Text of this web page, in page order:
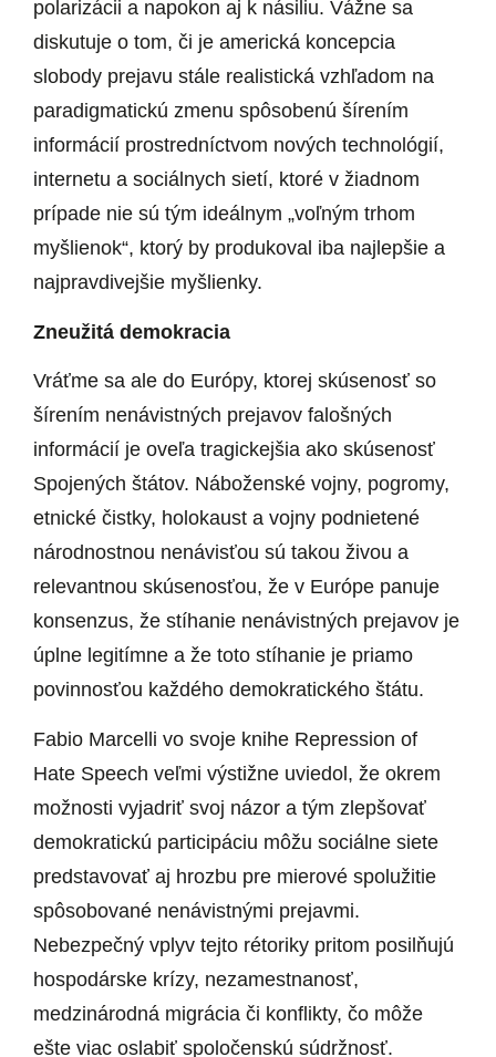
polarizácii a napokon aj k násiliu. Vážne sa
diskutuje o tom, či je americká koncepcia
slobody prejavu stále realistická vzhľadom na
paradigmatickú zmenu spôsobenú šírením
informácií prostredníctvom nových technológií,
internetu a sociálnych sietí, ktoré v žiadnom
prípade nie sú tým ideálnym „voľným trhom
myšlienok“, ktorý by produkoval iba najlepšie a
najpravdivejšie myšlienky.
Zneužitá demokracia
Vráťme sa ale do Európy, ktorej skúsenosť so
šírením nenávistných prejavov falošných
informácií je oveľa tragickejšia ako skúsenosť
Spojených štátov. Náboženské vojny, pogromy,
etnické čistky, holokaust a vojny podnietené
národnostnou nenávisťou sú takou živou a
relevantnou skúsenosťou, že v Európe panuje
konsenzus, že stíhanie nenávistných prejavov je
úplne legitímne a že toto stíhanie je priamo
povinnosťou každého demokratického štátu.
Fabio Marcelli vo svoje knihe Repression of
Hate Speech veľmi výstižne uviedol, že okrem
možnosti vyjadriť svoj názor a tým zlepšovať
demokratickú participáciu môžu sociálne siete
predstavovať aj hrozbu pre mierové spolužitie
spôsobované nenávistnými prejavmi.
Nebezpečný vplyv tejto rétoriky pritom posilňujú
hospodárske krízy, nezamestnanosť,
medzinárodná migrácia či konflikty, čo môže
ešte viac oslabiť spoločenskú súdržnosť.